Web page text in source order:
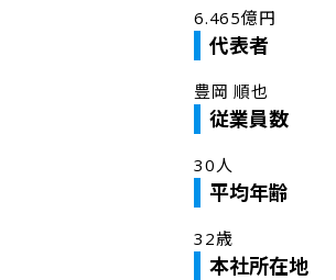
6.465億円
代表者
豊岡 順也
従業員数
30人
平均年齢
32歳
本社所在地